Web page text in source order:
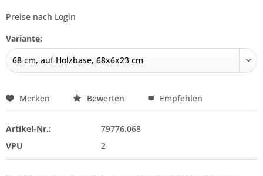
Preise nach Login
Variante:
Merken Bewerten Empfehlen
Artikel-Nr.:
79776.068
VPU
2